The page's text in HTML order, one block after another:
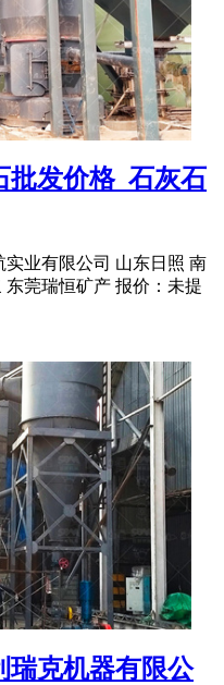
批发价格_石灰石
业有限公司 山东日照 南
莞瑞恒矿产 报价：未提
瑞克机器有限公